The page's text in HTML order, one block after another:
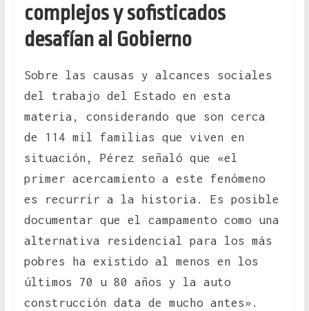
complejos y sofisticados
desafían al Gobierno
Sobre las causas y alcances sociales
del trabajo del Estado en esta
materia, considerando que son cerca
de 114 mil familias que viven en
situación, Pérez señaló que «el
primer acercamiento a este fenómeno
es recurrir a la historia. Es posible
documentar que el campamento como una
alternativa residencial para los más
pobres ha existido al menos en los
últimos 70 u 80 años y la auto
construcción data de mucho antes».